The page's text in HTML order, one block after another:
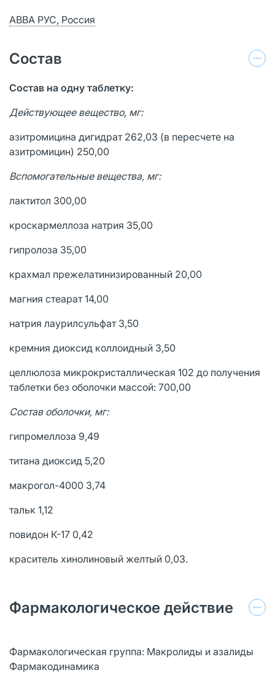
АВВА РУС, Россия
Состав
Состав на одну таблетку:
Действующее вещество, мг:
азитромицина дигидрат 262,03 (в пересчете на
азитромицин) 250,00
Вспомогательные вещества, мг:
лактитол 300,00
кроскармеллоза натрия 35,00
гипролоза 35,00
крахмал прежелати­низированный 20,00
магния стеарат 14,00
натрия лаурилсульфат 3,50
кремния диоксид коллоидный 3,50
целлюлоза микрокристаллическая 102 до получения
таблетки без оболочки массой: 700,00
Состав оболочки, мг:
гипромеллоза 9,49
титана диоксид 5,20
макрогол-4000 3,74
тальк 1,12
повидон К-17 0,42
краситель хинолиновый желтый 0,03.
Фармакологическое действие
Фармакологическая группа: Макролиды и азалиды
Фармакодинамика